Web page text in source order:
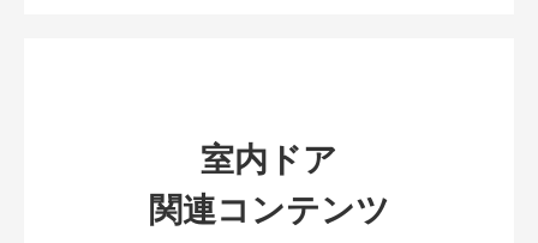
室内ドア
関連コンテンツ